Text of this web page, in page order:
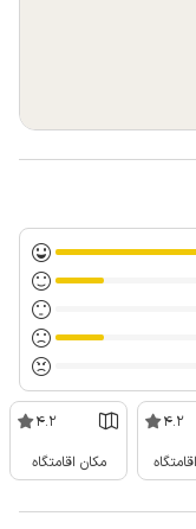
4.2
4.2
مکان اقامتگاه